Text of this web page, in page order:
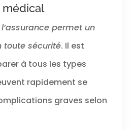
médical
l’assurance permet un
toute sécurité. Il est
à tous les types
rapidement se
graves selon